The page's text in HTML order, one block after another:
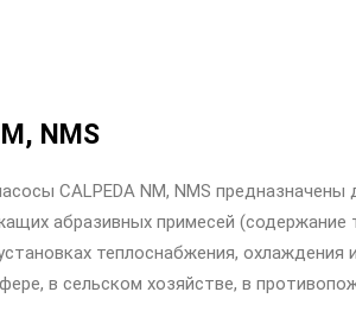
NMS
CALPEDA NM, NMS
абразивных примесей
теплоснабжения,
в сельском хозяйстве, в